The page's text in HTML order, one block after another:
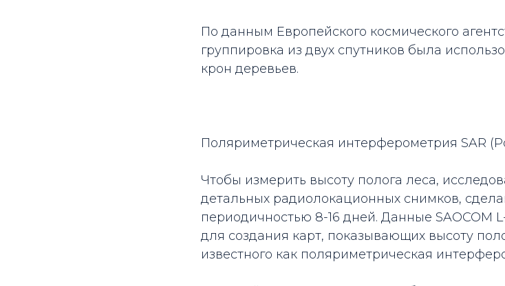
По данным Европейского космического
группировка из двух спутников была
крон деревьев.
Поляриметрическая интерферометрия SAR
Чтобы измерить высоту полога леса,
детальных радиолокационных снимков,
периодичностью 8-16 дней. Данные SAOCOM
для создания карт, показывающих высоту
известного как поляриметрическая